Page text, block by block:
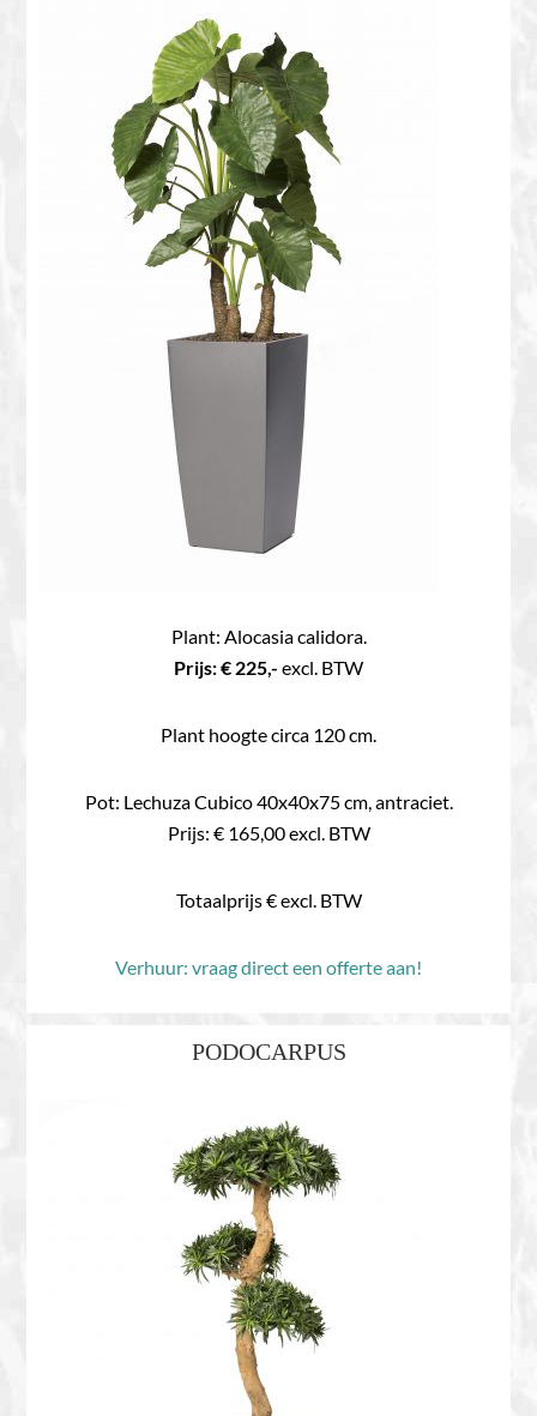
Plant: Alocasia calidora.
Prijs: € 225,- excl. BTW
Plant hoogte circa 120 cm.
Pot: Lechuza Cubico 40x40x75 cm, antraciet.
Prijs: € 165,00 excl. BTW
Totaalprijs € excl. BTW
Verhuur: vraag direct een offerte aan!
PODOCARPUS